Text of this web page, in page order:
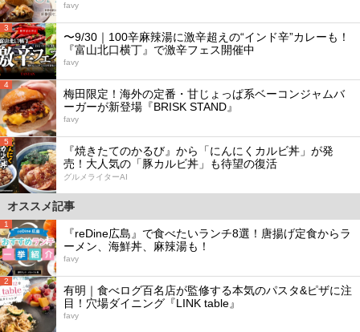
favy
3
〜9/30｜100辛麻辣湯に激辛超えの“インド辛”カレーも！
『富山北口横丁』で激辛フェス開催中
favy
4
梅田限定！海外の定番・甘じょっぱ系ベーコンジャムバ
ーガーが新登場『BRISK STAND』
favy
5
『焼きたてのかるび』から「にんにくカルビ丼」が発
売！大人気の「豚カルビ丼」も待望の復活
グルメライターAI
オススメ記事
1
『reDine広島』で食べたいランチ8選！唐揚げ定食からラ
ーメン、海鮮丼、麻辣湯も！
favy
2
有明｜食べログ百名店が監修する本気のパスタ&ピザに注
目！穴場ダイニング『LINK table』
favy